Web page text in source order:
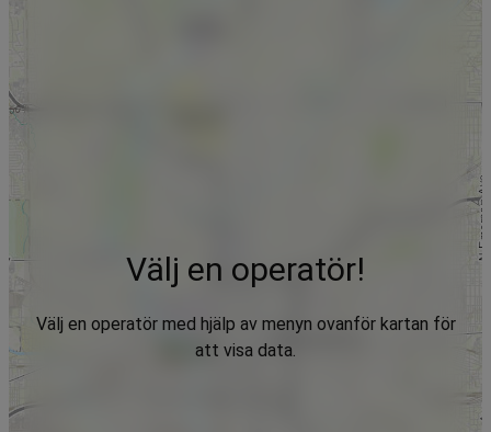
Välj en operatör!
Välj en operatör med hjälp av menyn ovanför kartan för
att visa data.